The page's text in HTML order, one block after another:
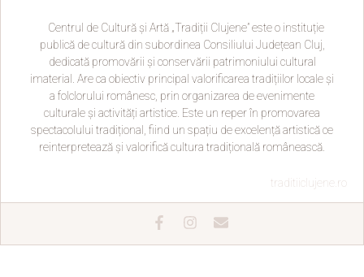
Centrul de Cultură și Artă „Tradiții Clujene” este o instituție
publică de cultură din subordinea Consiliului Județean Cluj,
dedicată promovării și conservării patrimoniului cultural
imaterial. Are ca obiectiv principal valorificarea tradițiilor locale și
a folclorului românesc, prin organizarea de evenimente
culturale și activități artistice. Este un reper în promovarea
spectacolului tradițional, fiind un spațiu de excelență artistică ce
reinterpretează și valorifică cultura tradițională românească.
traditiiclujene.ro